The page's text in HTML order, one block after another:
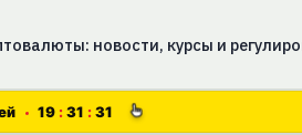
новости, курсы и
19 31 31